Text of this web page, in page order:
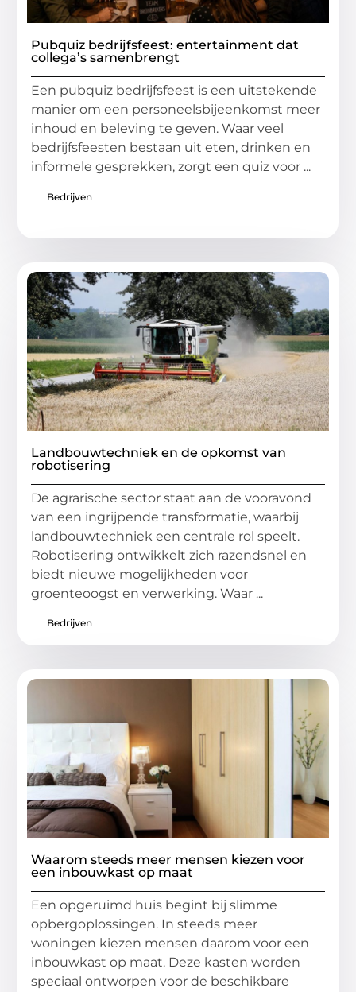
Pubquiz bedrijfsfeest: entertainment dat
collega’s samenbrengt
Een pubquiz bedrijfsfeest is een uitstekende
manier om een personeelsbijeenkomst meer
inhoud en beleving te geven. Waar veel
bedrijfsfeesten bestaan uit eten, drinken en
informele gesprekken, zorgt een quiz voor ...
Bedrijven
Landbouwtechniek en de opkomst van
robotisering
De agrarische sector staat aan de vooravond
van een ingrijpende transformatie, waarbij
landbouwtechniek een centrale rol speelt.
Robotisering ontwikkelt zich razendsnel en
biedt nieuwe mogelijkheden voor
groenteoogst en verwerking. Waar ...
Bedrijven
Waarom steeds meer mensen kiezen voor
een inbouwkast op maat
Een opgeruimd huis begint bij slimme
opbergoplossingen. In steeds meer
woningen kiezen mensen daarom voor een
inbouwkast op maat. Deze kasten worden
speciaal ontworpen voor de beschikbare